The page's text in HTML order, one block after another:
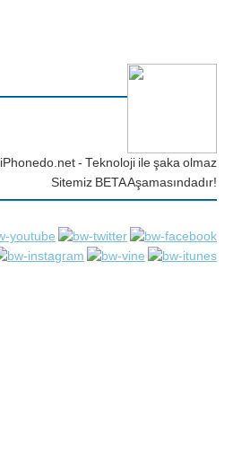
iPhonedo.net - Teknoloji ile şaka olmaz
Sitemiz BETA Aşamasındadır!